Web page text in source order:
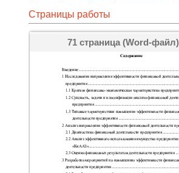
Страницы работы
71 страница (Word-файл)